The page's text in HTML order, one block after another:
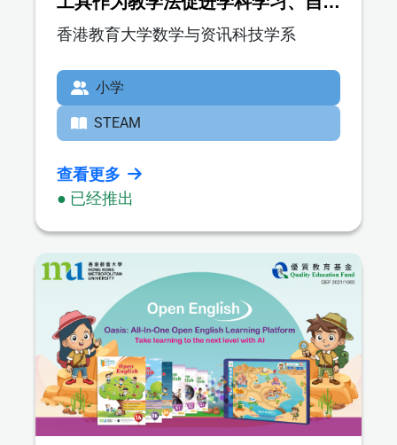
学习和运算思维发展：编程、中国语
Coding for Subject Learning)
香港教育大学数学与资讯科技学系
小学
STEAM
查看更多
● 已经推出